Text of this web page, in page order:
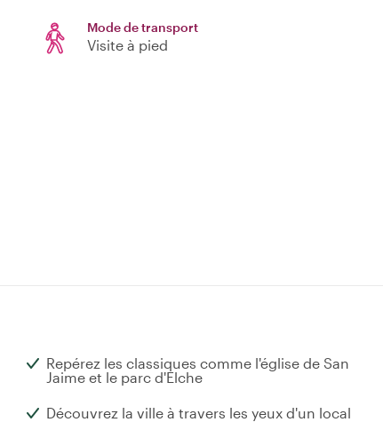
Mode de transport
Visite à pied
Repérez les classiques comme l'église de San
Jaime et le parc d'Elche
Découvrez la ville à travers les yeux d'un local